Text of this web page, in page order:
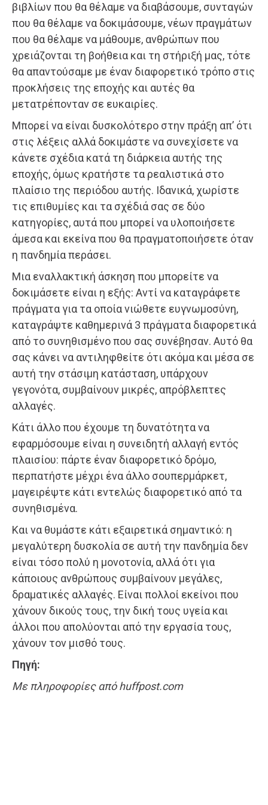
βιβλίων που θα θέλαμε να διαβάσουμε, συνταγών
που θα θέλαμε να δοκιμάσουμε, νέων πραγμάτων
που θα θέλαμε να μάθουμε, ανθρώπων που
χρειάζονται τη βοήθεια και τη στήριξή μας, τότε
θα απαντούσαμε με έναν διαφορετικό τρόπο στις
προκλήσεις της εποχής και αυτές θα
μετατρέπονταν σε ευκαιρίες.
Μπορεί να είναι δυσκολότερο στην πράξη απ’ ότι
στις λέξεις αλλά δοκιμάστε να συνεχίσετε να
κάνετε σχέδια κατά τη διάρκεια αυτής της
εποχής, όμως κρατήστε τα ρεαλιστικά στο
πλαίσιο της περιόδου αυτής. Ιδανικά, χωρίστε
τις επιθυμίες και τα σχέδιά σας σε δύο
κατηγορίες, αυτά που μπορεί να υλοποιήσετε
άμεσα και εκείνα που θα πραγματοποιήσετε όταν
η πανδημία περάσει.
Μια εναλλακτική άσκηση που μπορείτε να
δοκιμάσετε είναι η εξής: Αντί να καταγράφετε
πράγματα για τα οποία νιώθετε ευγνωμοσύνη,
καταγράψτε καθημερινά 3 πράγματα διαφορετικά
από το συνηθισμένο που σας συνέβησαν. Αυτό θα
σας κάνει να αντιληφθείτε ότι ακόμα και μέσα σε
αυτή την στάσιμη κατάσταση, υπάρχουν
γεγονότα, συμβαίνουν μικρές, απρόβλεπτες
αλλαγές.
Κάτι άλλο που έχουμε τη δυνατότητα να
εφαρμόσουμε είναι η συνειδητή αλλαγή εντός
πλαισίου: πάρτε έναν διαφορετικό δρόμο,
περπατήστε μέχρι ένα άλλο σουπερμάρκετ,
μαγειρέψτε κάτι εντελώς διαφορετικό από τα
συνηθισμένα.
Και να θυμάστε κάτι εξαιρετικά σημαντικό: η
μεγαλύτερη δυσκολία σε αυτή την πανδημία δεν
είναι τόσο πολύ η μονοτονία, αλλά ότι για
κάποιους ανθρώπους συμβαίνουν μεγάλες,
δραματικές αλλαγές. Είναι πολλοί εκείνοι που
χάνουν δικούς τους, την δική τους υγεία και
άλλοι που απολύονται από την εργασία τους,
χάνουν τον μισθό τους.
Πηγή:
Με πληροφορίες από huffpost.com